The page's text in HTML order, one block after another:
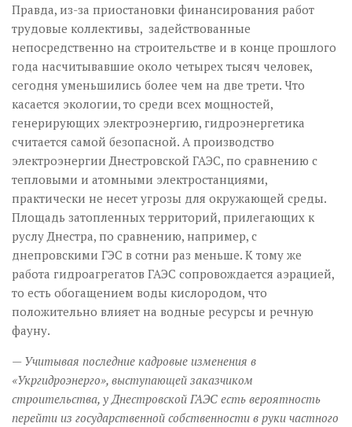
Правда, из-за приостановки финансирования работ
трудовые коллективы, задействованные
непосредственно на строительстве и в конце прошлого
года насчитывавшие около четырех тысяч человек,
сегодня уменьшились более чем на две трети. Что
касается экологии, то среди всех мощностей,
генерирующих электроэнергию, гидроэнергетика
считается самой безопасной. А производство
электроэнергии Днестровской ГАЭС, по сравнению с
тепловыми и атомными электростанциями,
практически не несет угрозы для окружающей среды.
Площадь затопленных территорий, прилегающих к
руслу Днестра, по сравнению, например, с
днепровскими ГЭС в сотни раз меньше. К тому же
работа гидроагрегатов ГАЭС сопровождается аэрацией,
то есть обогащением воды кислородом, что
положительно влияет на водные ресурсы и речную
фауну.
— Учитывая последние кадровые изменения в
«Укргидроэнерго», выступающей заказчиком
строительства, у Днестровской ГАЭС есть вероятность
перейти из государственной собственности в руки частного